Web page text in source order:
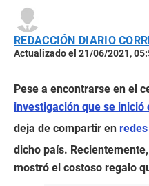
REDACCIÓN DIARIO
Actualizado el 21/06/2021,
Pese a encontrarse en el
investigación que se inició
deja de compartir en
dicho país. Recientemente,
mostró el costoso regalo